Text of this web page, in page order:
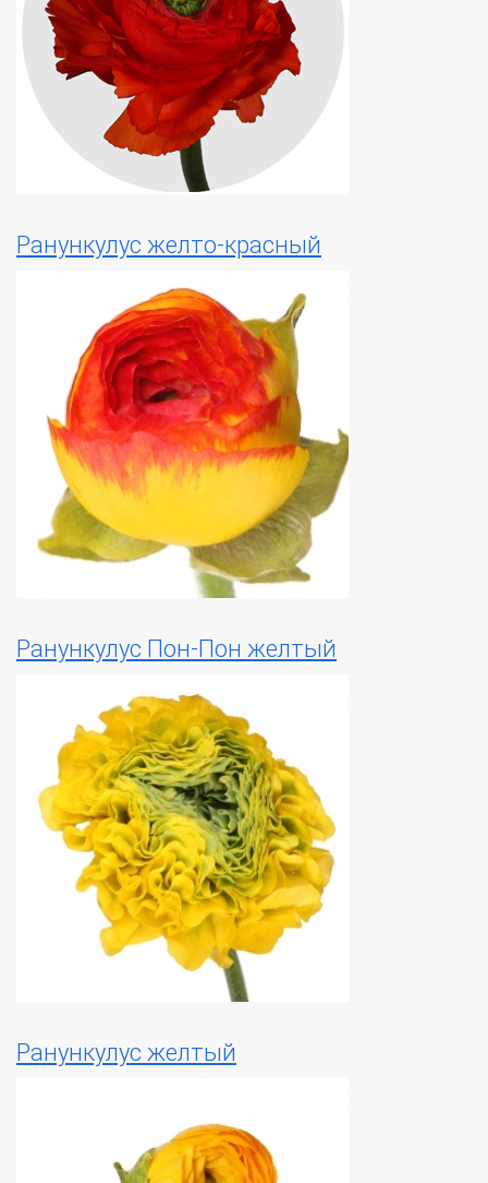
Ранункулус желто-красный
Ранункулус Пон-Пон желтый
Ранункулус желтый